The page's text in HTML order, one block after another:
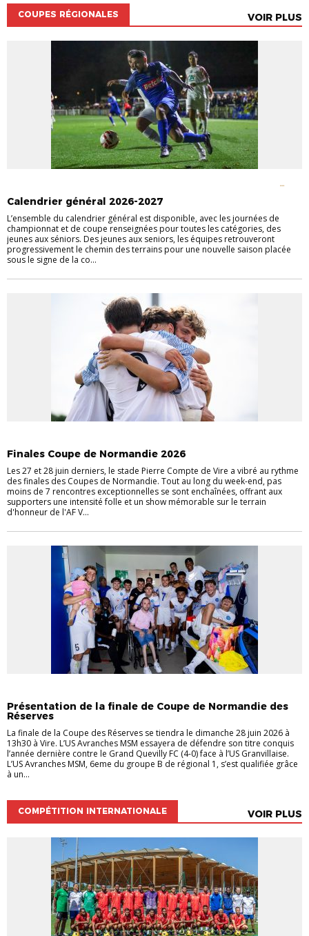
COUPES RÉGIONALES VOIR PLUS
Calendrier général 2026-2027
L’ensemble du calendrier général est disponible, avec les journées de
championnat et de coupe renseignées pour toutes les catégories, des
jeunes aux séniors. Des jeunes aux seniors, les équipes retrouveront
progressivement le chemin des terrains pour une nouvelle saison placée
sous le signe de la co...
Finales Coupe de Normandie 2026
Les 27 et 28 juin derniers, le stade Pierre Compte de Vire a vibré au rythme
des finales des Coupes de Normandie. Tout au long du week-end, pas
moins de 7 rencontres exceptionnelles se sont enchaînées, offrant aux
supporters une intensité folle et un show mémorable sur le terrain
d'honneur de l'AF V...
Présentation de la finale de Coupe de Normandie des
Réserves
La finale de la Coupe des Réserves se tiendra le dimanche 28 juin 2026 à
13h30 à Vire. L’US Avranches MSM essayera de défendre son titre conquis
l’année dernière contre le Grand Quevilly FC (4-0) face à l’US Granvillaise.
L’US Avranches MSM, 6eme du groupe B de régional 1, s’est qualifiée grâce
à un...
COMPÉTITION INTERNATIONALE VOIR PLUS